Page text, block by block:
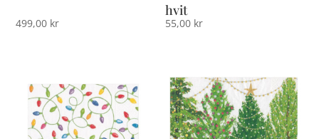
499,00 kr
hvit
55,00 kr